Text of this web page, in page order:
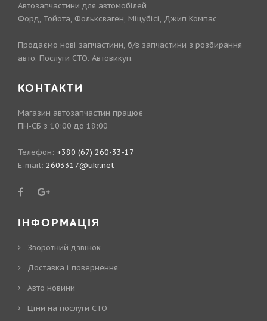
Автозапчастини для автомобілей
Форд, Тойота, Фольксваген, Міцубісі, Джип Компас
Продаємо нові запчастини, б/в запчастини з розбирання
авто. Послуги СТО. Автовикуп.
КОНТАКТИ
Магазин автозапчастин працює
ПН-СБ з 10:00 до 18:00
Телефон: +380 (67) 260-33-17
E-mail: 2603317@ukr.net
ІНФОРМАЦІЯ
Зворотний дзвінок
Доставка і повернення
Авто новини
Ціни на послуги СТО